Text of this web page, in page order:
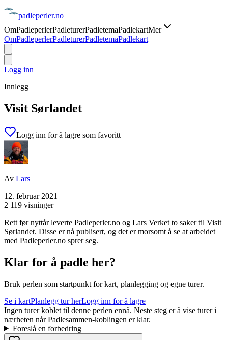
padleperler.no
OmPadleperlerPadleturerPadletemaPadlekartMer
OmPadleperlerPadleturerPadletemaPadlekart
Logg inn
Innlegg
Visit Sørlandet
Logg inn for å lagre som favoritt
Av Lars
12. februar 2021
2 119 visninger
Rett før nyttår leverte Padleperler.no og Lars Verket to saker til Visit
Sørlandet. Disse er nå publisert, og det er morsomt å se at arbeidet
med Padleperler.no sprer seg.
Klar for å padle her?
Bruk perlen som startpunkt for kart, planlegging og egne turer.
Se i kartPlanlegg tur herLogg inn for å lagre
Ingen turer koblet til denne perlen ennå. Neste steg er å vise turer i
nærheten når Padlesammen-koblingen er klar.
Foreslå en forbedring